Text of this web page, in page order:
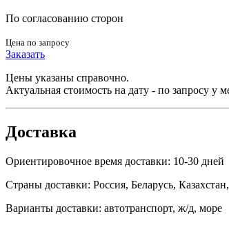
По согласованию сторон
Цена по запросу
Заказать
Цены указаны справочно.
Актуальная стоимость на дату - по запросу у
Доставка
Ориентировочное время доставки: 10-30 дней
Страны доставки: Россия, Беларусь,
Варианты доставки: автотранспорт, ж/д, море